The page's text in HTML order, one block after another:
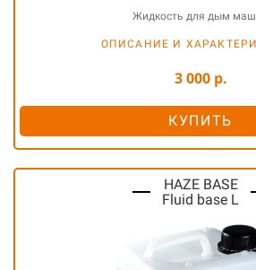
Жидкость для дым
ОПИСАНИЕ И
3 000 р.
КУПИТЬ
HAZE BASE
Fluid base L